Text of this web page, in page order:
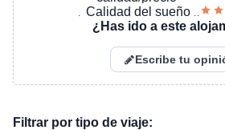
Calidad del sueño
¿Has ido a este
Escribe tu
Filtrar por tipo de viaje: